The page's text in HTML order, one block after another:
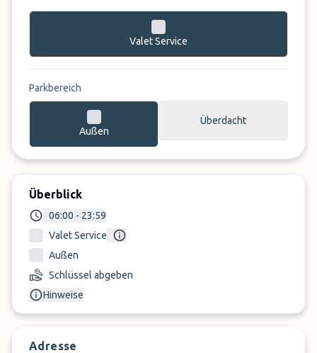
Valet Service
Parkbereich
Außen
Überdacht
Überblick
06:00 - 23:59
Valet Service
Außen
Schlüssel abgeben
Hinweise
Adresse